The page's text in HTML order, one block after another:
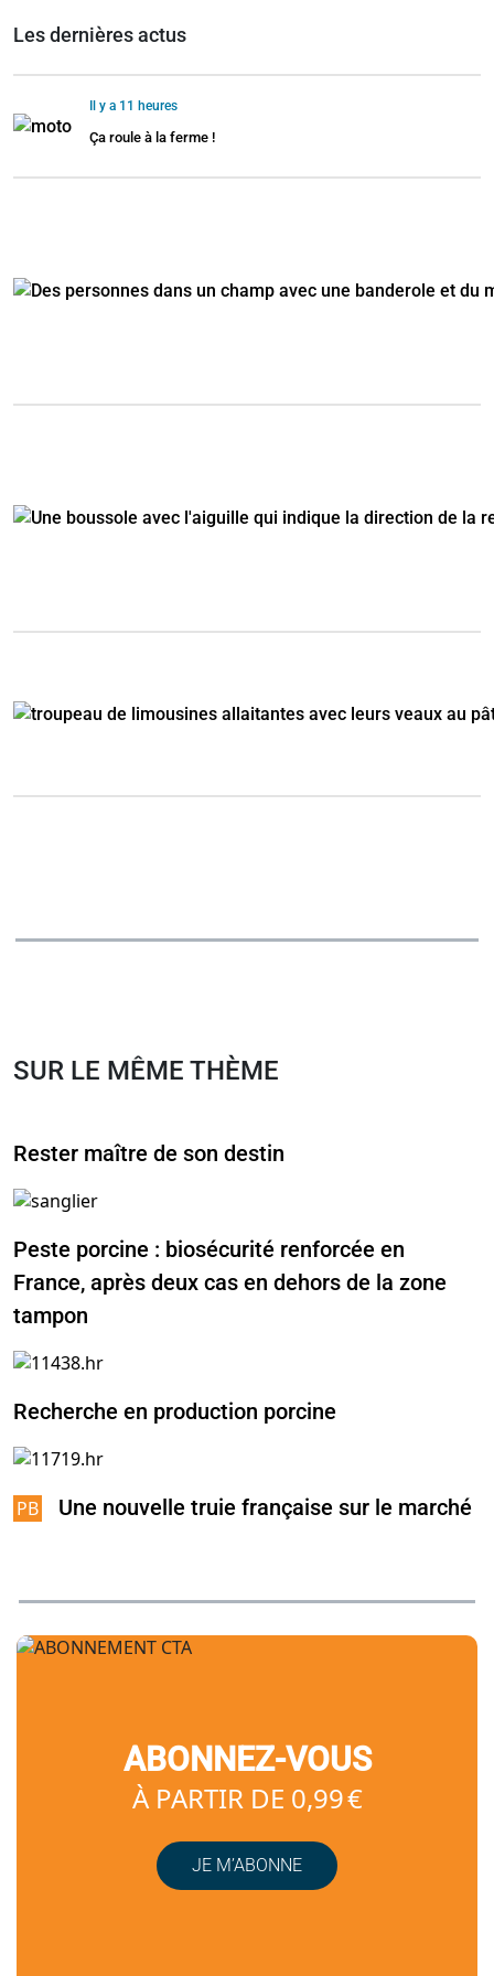
Les dernières actus
Il y a 11 heures
Ça roule à la ferme !
SUR LE MÊME THÈME
Rester maître de son destin
Peste porcine : biosécurité renforcée en
France, après deux cas en dehors de la zone
tampon
Recherche en production porcine
Une nouvelle truie française sur le marché
ABONNEZ-VOUS
À PARTIR DE 0,99 €
JE M’ABONNE